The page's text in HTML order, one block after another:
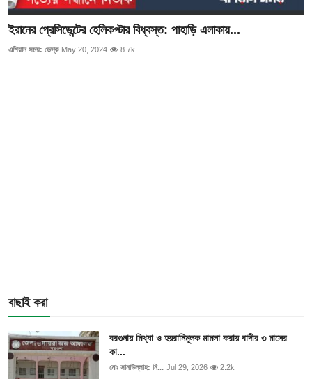
গোপনীয়তা নীতি
জাতীয়
ফিচার
ঢাকা বিভাগ
ইরানের প্রেসিডেন্টের হেলিকপ্টার বিধ্বস্ত: পাহাড়ি এলাকায়...
এশিয়ান সময়: ডেস্ক May 20, 2024 8.7k
বাছাই করা
বরগুনায় মিথ্যা ও হয়রানিমূলক মামলা করায় বাদীর ৩ মাসের
কা...
মোঃ সানাউল্লাহ: নি... Jul 29, 2026 2.2k